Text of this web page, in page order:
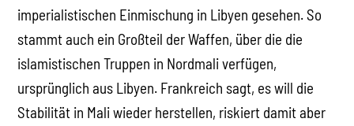
imperialistischen Einmischung in Libyen gesehen. So
stammt auch ein Großteil der Waffen, über die die
islamistischen Truppen in Nordmali verfügen,
ursprünglich aus Libyen. Frankreich sagt, es will die
Stabilität in Mali wieder herstellen, riskiert damit aber